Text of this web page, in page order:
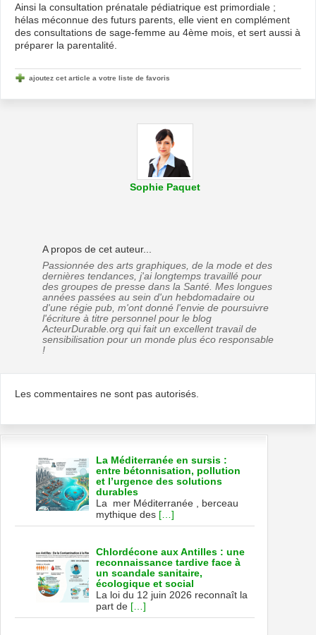
Ainsi la consultation prénatale pédiatrique est primordiale ;
hélas méconnue des futurs parents, elle vient en complément
des consultations de sage-femme au 4ème mois, et sert aussi à
préparer la parentalité.
ajoutez cet article a votre liste de favoris
Sophie Paquet
A propos de cet auteur...
Passionnée des arts graphiques, de la mode et des
dernières tendances, j'ai longtemps travaillé pour
des groupes de presse dans la Santé. Mes longues
années passées au sein d'un hebdomadaire ou
d'une régie pub, m'ont donné l'envie de poursuivre
l'écriture à titre personnel pour le blog
ActeurDurable.org qui fait un excellent travail de
sensibilisation pour un monde plus éco responsable
!
Les commentaires ne sont pas autorisés.
La Méditerranée en sursis :
entre bétonnisation, pollution
et l’urgence des solutions
durables
La mer Méditerranée , berceau
mythique des […]
Chlordécone aux Antilles : une
reconnaissance tardive face à
un scandale sanitaire,
écologique et social
La loi du 12 juin 2026 reconnaît la
part de […]